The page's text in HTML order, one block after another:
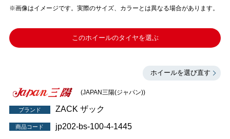
※画像はイメージです。実際のサイズ、カラーとは異なる場合があります。
このホイールのタイヤを選ぶ
ホイールを選び直す
(JAPAN三陽(ジャパン))
ブランド ZACK ザック
商品コード jp202-bs-100-4-1445